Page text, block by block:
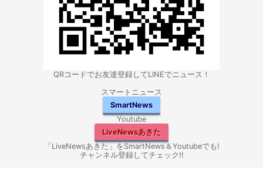
QRコードでお友達登録してLINEでニュース！
スマートニュース
SmartNews
Youtube
LiveNewsあきた
「LiveNewsあきた」をSmartNews＆Youtubeでも!
チャンネル登録してチェック!!